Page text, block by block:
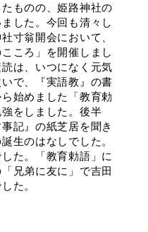
ものの、姫路神社の
した。今回も清々し
寸翁開会において、
ころ」を開催しまし
は、いつになく元気
で、『実語教』の書
始めました「教育勅
をしました。後半
記』の紙芝居を聞き
生のはなしでした。
た。「教育勅語」に
兄弟に友に」で吉田
た。